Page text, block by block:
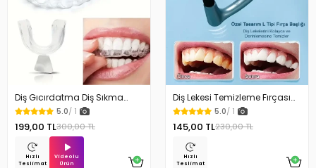
Diş Gıcırdatma Diş Sıkma
Çene Sıkma Önleyici Silikon
Gece Plağı
5.0/ 1
199,00 TL300,00 TL
Hızlı
Teslimat
Videolu
Ürün
Diş Lekesi Temizleme Fırçası
ve Diş Taşını Giderirci Fırça
5.0/ 1
145,00 TL230,00 TL
Hızlı
Teslimat